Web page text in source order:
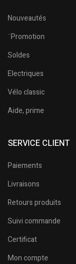
Nouveautés
¨Promotion
Soldes
Electriques
Vélo classic
Aide, prime
SERVICE CLIENT
Paiements
Livraisons
Retours produits
Suivi commande
Certificat
Mon compte